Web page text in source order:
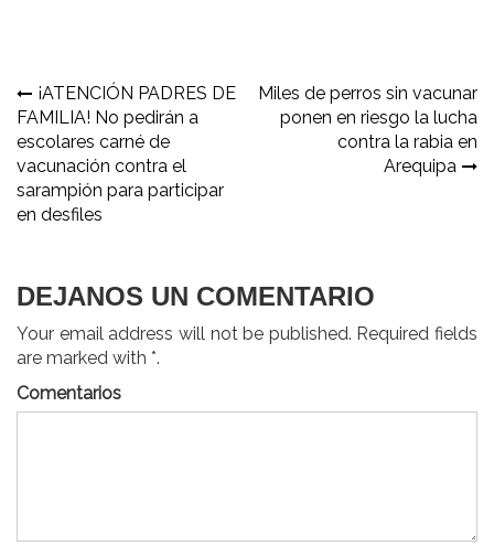
Navegación
de
entradas
¡ATENCIÓN PADRES DE
FAMILIA! No pedirán a
escolares carné de
vacunación contra el
sarampión para participar
en desfiles
Miles de perros sin vacunar
ponen en riesgo la lucha
contra la rabia en
Arequipa
DEJANOS UN COMENTARIO
Your email address will not be published. Required fields
are marked with *.
Comentarios